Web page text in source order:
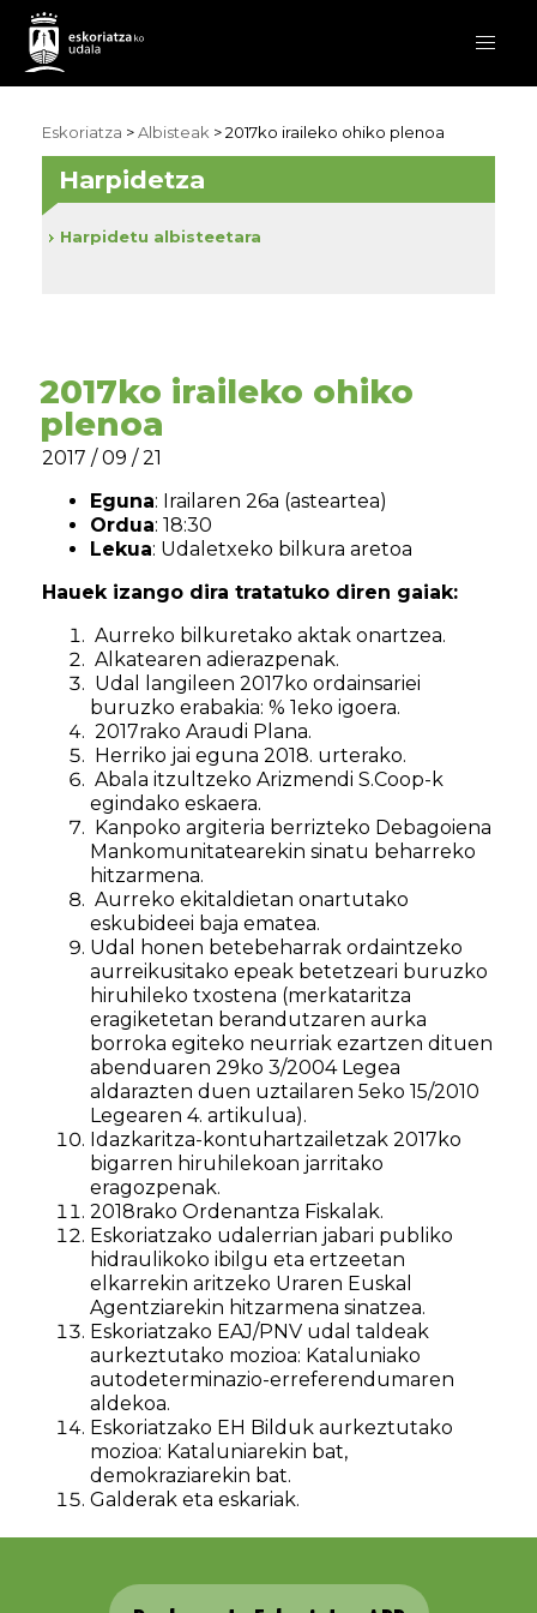
Eskoriatza >Albisteak > 2017ko iraileko ohiko plenoa
2017ko iraileko ohiko
plenoa
2017 / 09 / 21
Eguna: Irailaren 26a (asteartea)
Ordua: 18:30
Lekua: Udaletxeko bilkura aretoa
Hauek izango dira tratatuko diren gaiak:
Aurreko bilkuretako aktak onartzea.
Alkatearen adierazpenak.
Udal langileen 2017ko ordainsariei
buruzko erabakia: % 1eko igoera.
2017rako Araudi Plana.
Herriko jai eguna 2018. urterako.
Abala itzultzeko Arizmendi S.Coop-k
egindako eskaera.
Kanpoko argiteria berrizteko Debagoiena
Mankomunitatearekin sinatu beharreko
hitzarmena.
Aurreko ekitaldietan onartutako
eskubideei baja ematea.
Udal honen betebeharrak ordaintzeko
aurreikusitako epeak betetzeari buruzko
hiruhileko txostena (merkataritza
eragiketetan berandutzaren aurka
borroka egiteko neurriak ezartzen dituen
abenduaren 29ko 3/2004 Legea
aldarazten duen uztailaren 5eko 15/2010
Legearen 4. artikulua).
Idazkaritza-kontuhartzailetzak 2017ko
bigarren hiruhilekoan jarritako
eragozpenak.
2018rako Ordenantza Fiskalak.
Eskoriatzako udalerrian jabari publiko
hidraulikoko ibilgu eta ertzeetan
elkarrekin aritzeko Uraren Euskal
Agentziarekin hitzarmena sinatzea.
Eskoriatzako EAJ/PNV udal taldeak
aurkeztutako mozioa: Kataluniako
autodeterminazio-erreferendumaren
aldekoa.
Eskoriatzako EH Bilduk aurkeztutako
mozioa: Kataluniarekin bat,
demokraziarekin bat.
Galderak eta eskariak.
Harpidetza
Harpidetu albisteetara